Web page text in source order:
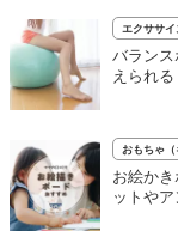
エクササ
バラン
えられ
おもちゃ（
お絵か
ットや